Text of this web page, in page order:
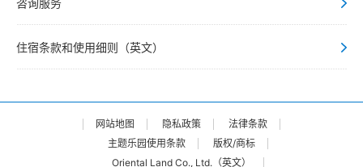
咨询服务
住宿条款和使用细则（英文）
网站地图 隐私政策
法律条款
主题乐园使用条款
版权/商标
Oriental Land Co., Ltd.（英文）